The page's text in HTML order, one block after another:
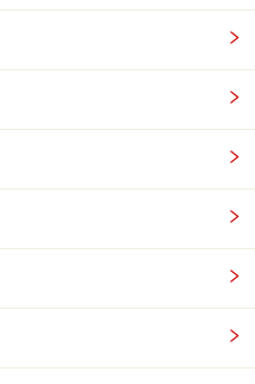
ワサビと醤油と小皿を添